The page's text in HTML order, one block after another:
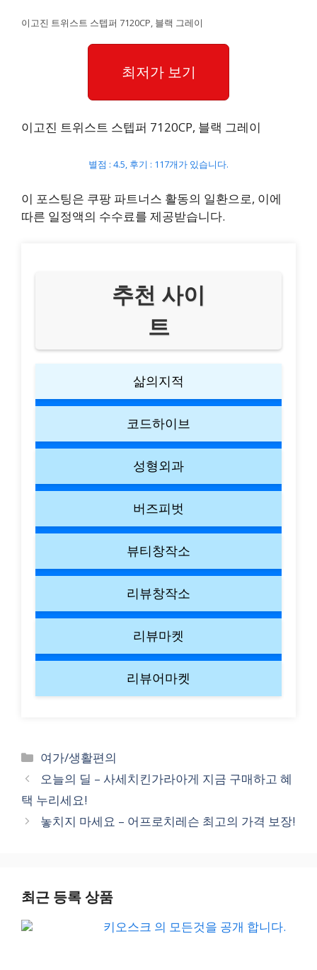
이고진 트위스트 스텝퍼 7120CP, 블랙 그레이
최저가 보기
이고진 트위스트 스텝퍼 7120CP, 블랙 그레이
별점 : 4.5, 후기 : 117개가 있습니다.
이 포스팅은 쿠팡 파트너스 활동의 일환으로, 이에
따른 일정액의 수수료를 제공받습니다.
추천 사이
트
삶의지적
코드하이브
성형외과
버즈피벗
뷰티창작소
리뷰창작소
리뷰마켓
리뷰어마켓
Categories
여가/생활편의
오늘의 딜 – 사세치킨가라아게 지금 구매하고 혜
택 누리세요!
놓치지 마세요 – 어프로치레슨 최고의 가격 보장!
최근 등록 상품
키오스크 의 모든것을 공개 합니다.